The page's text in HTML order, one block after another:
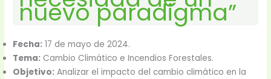
nuevo paradigma”
Fecha: 17 de mayo de 2024.
Tema: Cambio Climático e Incendios Forestales.
Objetivo: Analizar el impacto del cambio climático en la